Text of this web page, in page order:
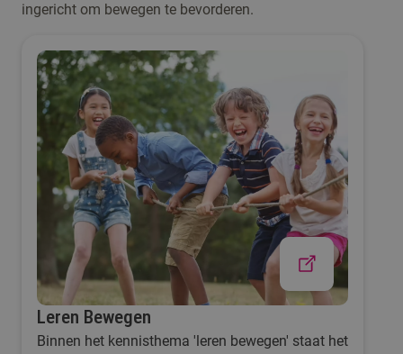
ingericht om bewegen te bevorderen.
Leren Bewegen
Binnen het kennisthema 'leren bewegen' staat het